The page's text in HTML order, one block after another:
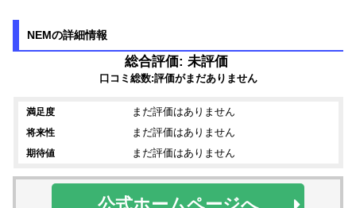
NEMの詳細情報
総合評価: 未評価
口コミ総数:評価がまだありません
満足度 まだ評価はありません
将来性 まだ評価はありません
期待値 まだ評価はありません